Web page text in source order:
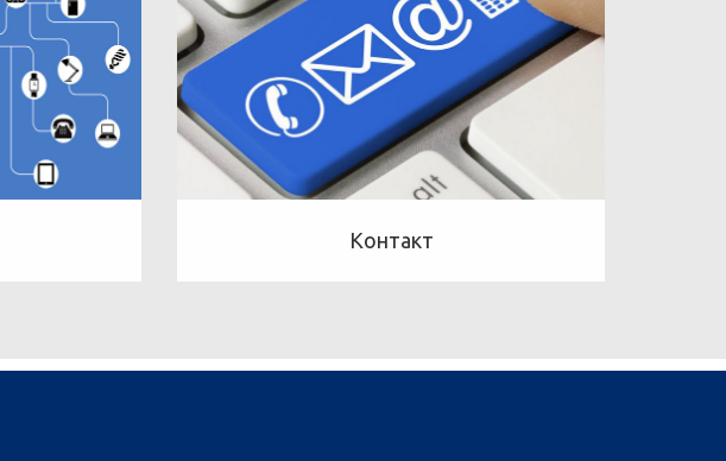
Контакт